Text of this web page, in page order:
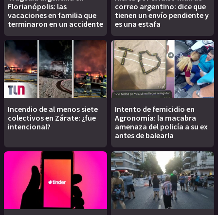
Florianópolis: las
vacaciones en familia que
terminaron en un accidente
correo argentino: dice que
tienen un envío pendiente y
es una estafa
Incendio de al menos siete
colectivos en Zárate: ¿fue
intencional?
Intento de femicidio en
Agronomía: la macabra
amenaza del policía a su ex
antes de balearla